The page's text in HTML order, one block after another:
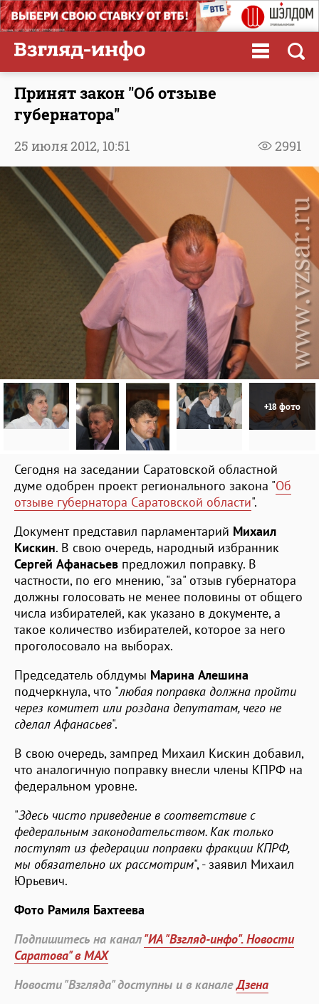
Принят закон "Об отзыве
губернатора"
2991
25 июля 2012, 10:51
+18 фото
Сегодня на заседании Саратовской областной
думе одобрен проект регионального закона "Об
отзыве губернатора Саратовской области".
Документ представил парламентарий Михаил
Кискин. В свою очередь, народный избранник
Сергей Афанасьев предложил поправку. В
частности, по его мнению, "за" отзыв губернатора
должны голосовать не менее половины от общего
числа избирателей, как указано в документе, а
такое количество избирателей, которое за него
проголосовало на выборах.
Председатель облдумы Марина Алешина
подчеркнула, что "любая поправка должна пройти
через комитет или роздана депутатам, чего не
сделал Афанасьев".
В свою очередь, зампред Михаил Кискин добавил,
что аналогичную поправку внесли члены КПРФ на
федеральном уровне.
"Здесь чисто приведение в соответствие с
федеральным законодательством. Как только
поступят из федерации поправки фракции КПРФ,
мы обязательно их рассмотрим", - заявил Михаил
Юрьевич.
Фото Рамиля Бахтеева
Подпишитесь на канал"ИА "Взгляд-инфо". Новости
Саратова" в MAX
Новости "Взгляда" доступны и в каналеДзена